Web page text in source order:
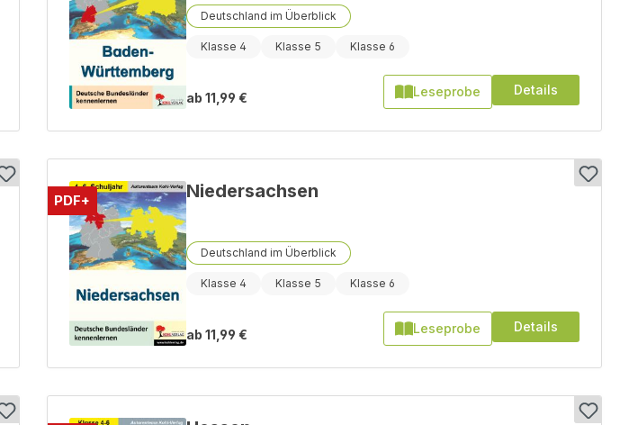
Deutschland im Überblick
Klasse 4 Klasse 5 Klasse 6
ab 11,99 € Leseprobe Details
PDF+ Niedersachsen
Deutschland im Überblick
Klasse 4 Klasse 5 Klasse 6
ab 11,99 € Leseprobe Details